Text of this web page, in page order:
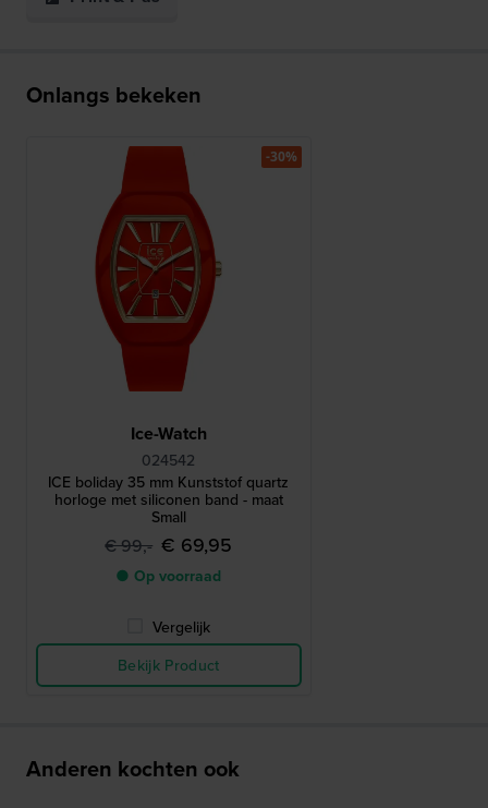
Onlangs bekeken
Ice-Watch
024542
ICE boliday 35 mm Kunststof quartz
horloge met siliconen band - maat
Small
€ 99,- € 69,95
● Op voorraad
Vergelijk
Bekijk Product
-30%
Anderen kochten ook